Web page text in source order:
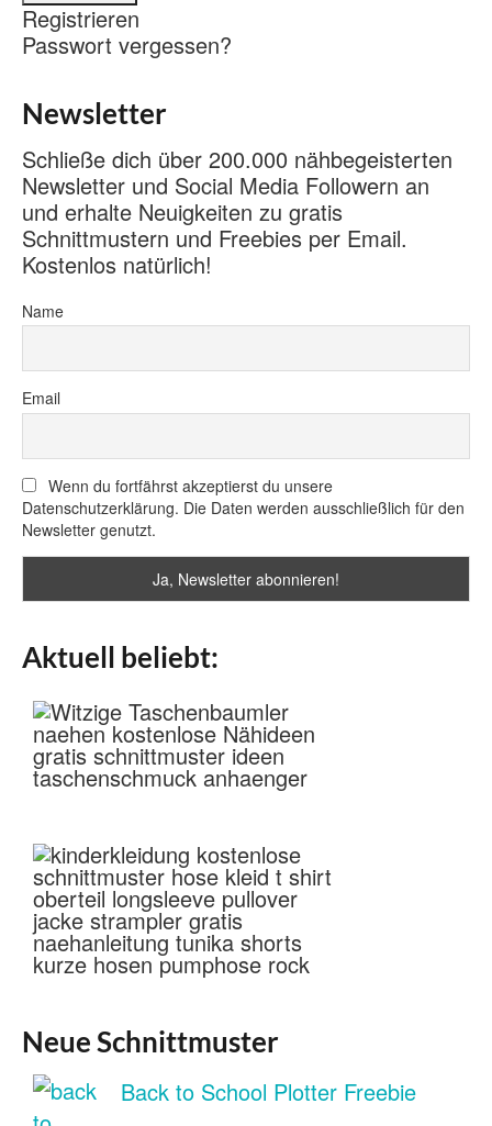
Registrieren
Passwort vergessen?
Newsletter
Schließe dich über 200.000 nähbegeisterten
Newsletter und Social Media Followern an
und erhalte Neuigkeiten zu gratis
Schnittmustern und Freebies per Email.
Kostenlos natürlich!
Name
Email
Wenn du fortfährst akzeptierst du unsere
Datenschutzerklärung. Die Daten werden ausschließlich für den
Newsletter genutzt.
Aktuell beliebt:
Neue Schnittmuster
Back to School Plotter Freebie